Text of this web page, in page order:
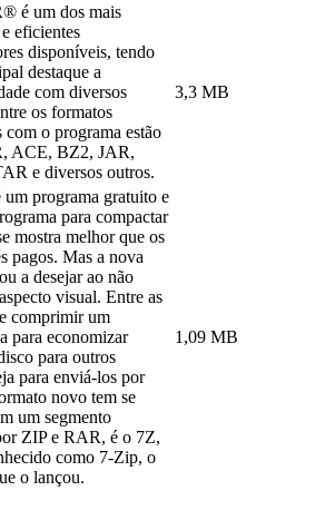
é um dos mais
eficientes
disponíveis, tendo
destaque a
com diversos
os formatos
com o programa estão
ACE, BZ2, JAR,
e diversos outros.
3,3 MB
um programa gratuito e
para compactar
mostra melhor que os
pagos. Mas a nova
a desejar ao não
visual. Entre as
comprimir um
para economizar
para outros
para enviá-los por
novo tem se
um segmento
ZIP e RAR, é o 7Z,
como 7-Zip, o
o lançou.
1,09 MB